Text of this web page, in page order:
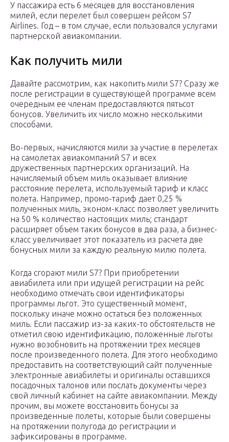
У пассажира есть 6 месяцев для восстановления
милей, если перелет был совершен рейсом S7
Airlines. Год – в том случае, если пользовался услугами
партнерской авиакомпании.
Как получить мили
Давайте рассмотрим, как накопить мили S7? Сразу же
после регистрации в существующей программе всем
очередным ее членам предоставляются пятьсот
бонусов. Увеличить их число можно несколькими
способами.
Во-первых, начисляются мили за участие в перелетах
на самолетах авиакомпаний S7 и всех
дружественных партнерских организаций. На
начисляемый объем миль оказывает влияние
расстояние перелета, используемый тариф и класс
полета. Например, промо-тариф дает 0,25 %
полученных миль, эконом-класс позволяет увеличить
на 50 % количество настоящих миль; стандарт
расширяет объем таких бонусов в два раза, а бизнес-
класс увеличивает этот показатель из расчета две
бонусных мили за каждую реальную милю полета.
Когда сгорают мили S7? При приобретении
авиабилета или при идущей регистрации на рейс
необходимо отмечать свои идентификаторы
программы льгот. Это существенный момент,
поскольку иначе можно остаться без положенных
миль. Если пассажир из-за каких-то обстоятельств не
отметил свою идентификацию, положенные льготы
нужно возобновить на протяжении трех месяцев
после произведенного полета. Для этого необходимо
предоставить на соответствующий сайт полученные
электронные авиабилеты и оригиналы оставшихся
посадочных талонов или послать документы через
свой личный кабинет на сайте авиакомпании. Между
прочим, вы можете восстановить бонусы за
произведенные полеты, которые были совершены
на протяжении полугода до регистрации и
зафиксированы в программе.